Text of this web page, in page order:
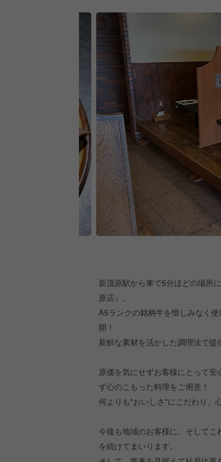
新茂原駅から車で5分ほどの場所
原店』。
A5ランクの銘柄牛を惜しみなく
開！
新鮮な素材を活かした調理法で提
原価を気にせずお客様にとって
ず心のこもった料理をご用意！
何よりも"おいしさ"にこだわり、
今後も地域のお客様に、そして
を続けてまいります。